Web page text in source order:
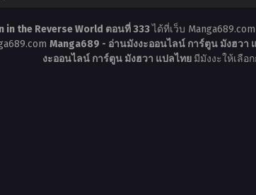
in the Reverse World ตอนที่ 333ได้ที่เว็บ Manga689.com
Manga689 - อ่านมังงะออนไลน์ การ์ตูน มังฮวา
งะออนไลน์ การ์ตูน มังฮวา แปลไทย มีมังงะให้เลือ